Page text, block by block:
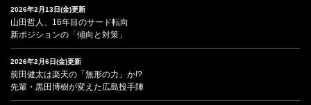
2026年2月13日(金)更新
山田哲人、16年目のサード転向
新ポジションの「傾向と対策」
2026年2月6日(金)更新
前田健太は楽天の「無形の力」か!?
先輩・黒田博樹が変えた広島投手陣